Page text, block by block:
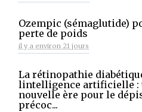
Ozempic (sémaglutide)
perte de poids
il y a environ 21 jours
La rétinopathie
lintelligence artificielle :
nouvelle ère pour le
précoc...